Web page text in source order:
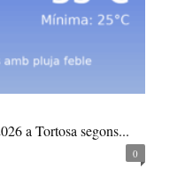
a Tortosa segons...
0